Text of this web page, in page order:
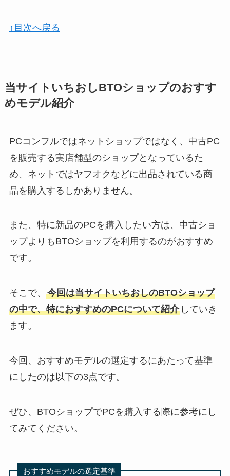
↑目次へ戻る
当サイトいちおしBTOショップのおすす
めモデル紹介
PCコンフルではネットショップではなく、中古PC
を販売する実店舗型のショップとなっているた
め、ネットではヤフオクなどに出品されている商
品を購入するしかありません。
また、特に新品のPCを購入したい方は、中古ショ
ップよりもBTOショップを利用するのがおすすめ
です。
そこで、 今回は当サイトいちおしのBTOショップ
の中で、特におすすめのPCについて紹介していき
ます。
今回、おすすめモデルの選定するにあたって基準
にしたのは以下の3点です。
ぜひ、BTOショップでPCを購入する際に参考にし
てみてください。
おすすめモデルの選定基準